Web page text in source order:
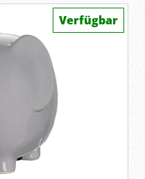
Verfügbar